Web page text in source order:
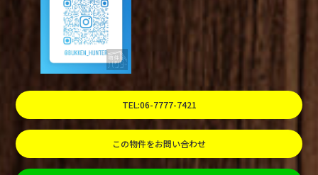
TEL:06-7777-7421
この物件をお問い合わせ